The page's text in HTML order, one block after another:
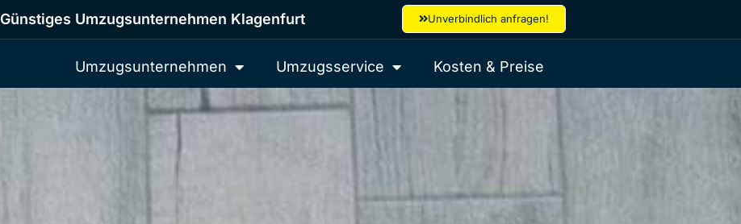
Günstiges Umzugsunternehmen Klagenfurt Unverbindlich anfragen!
Umzugsunternehmen Umzugsservice Kosten & Preise